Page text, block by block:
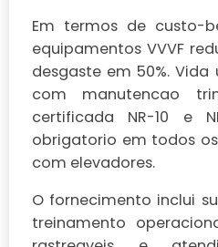
Em termos de custo-
equipamentos VVVF
desgaste em 50%.
com manutencao
certificada NR-10 e
obrigatorio em todos
com elevadores.
O fornecimento inclui
treinamento